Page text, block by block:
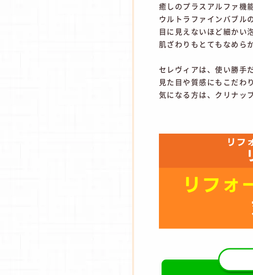
癒しのプラスアルファ機
ウルトラファインバブル
目に見えないほど細かい
肌ざわりもとてもなめら
セレヴィアは、使い勝手
見た目や質感にもこだわ
気になる方は、クリナッ